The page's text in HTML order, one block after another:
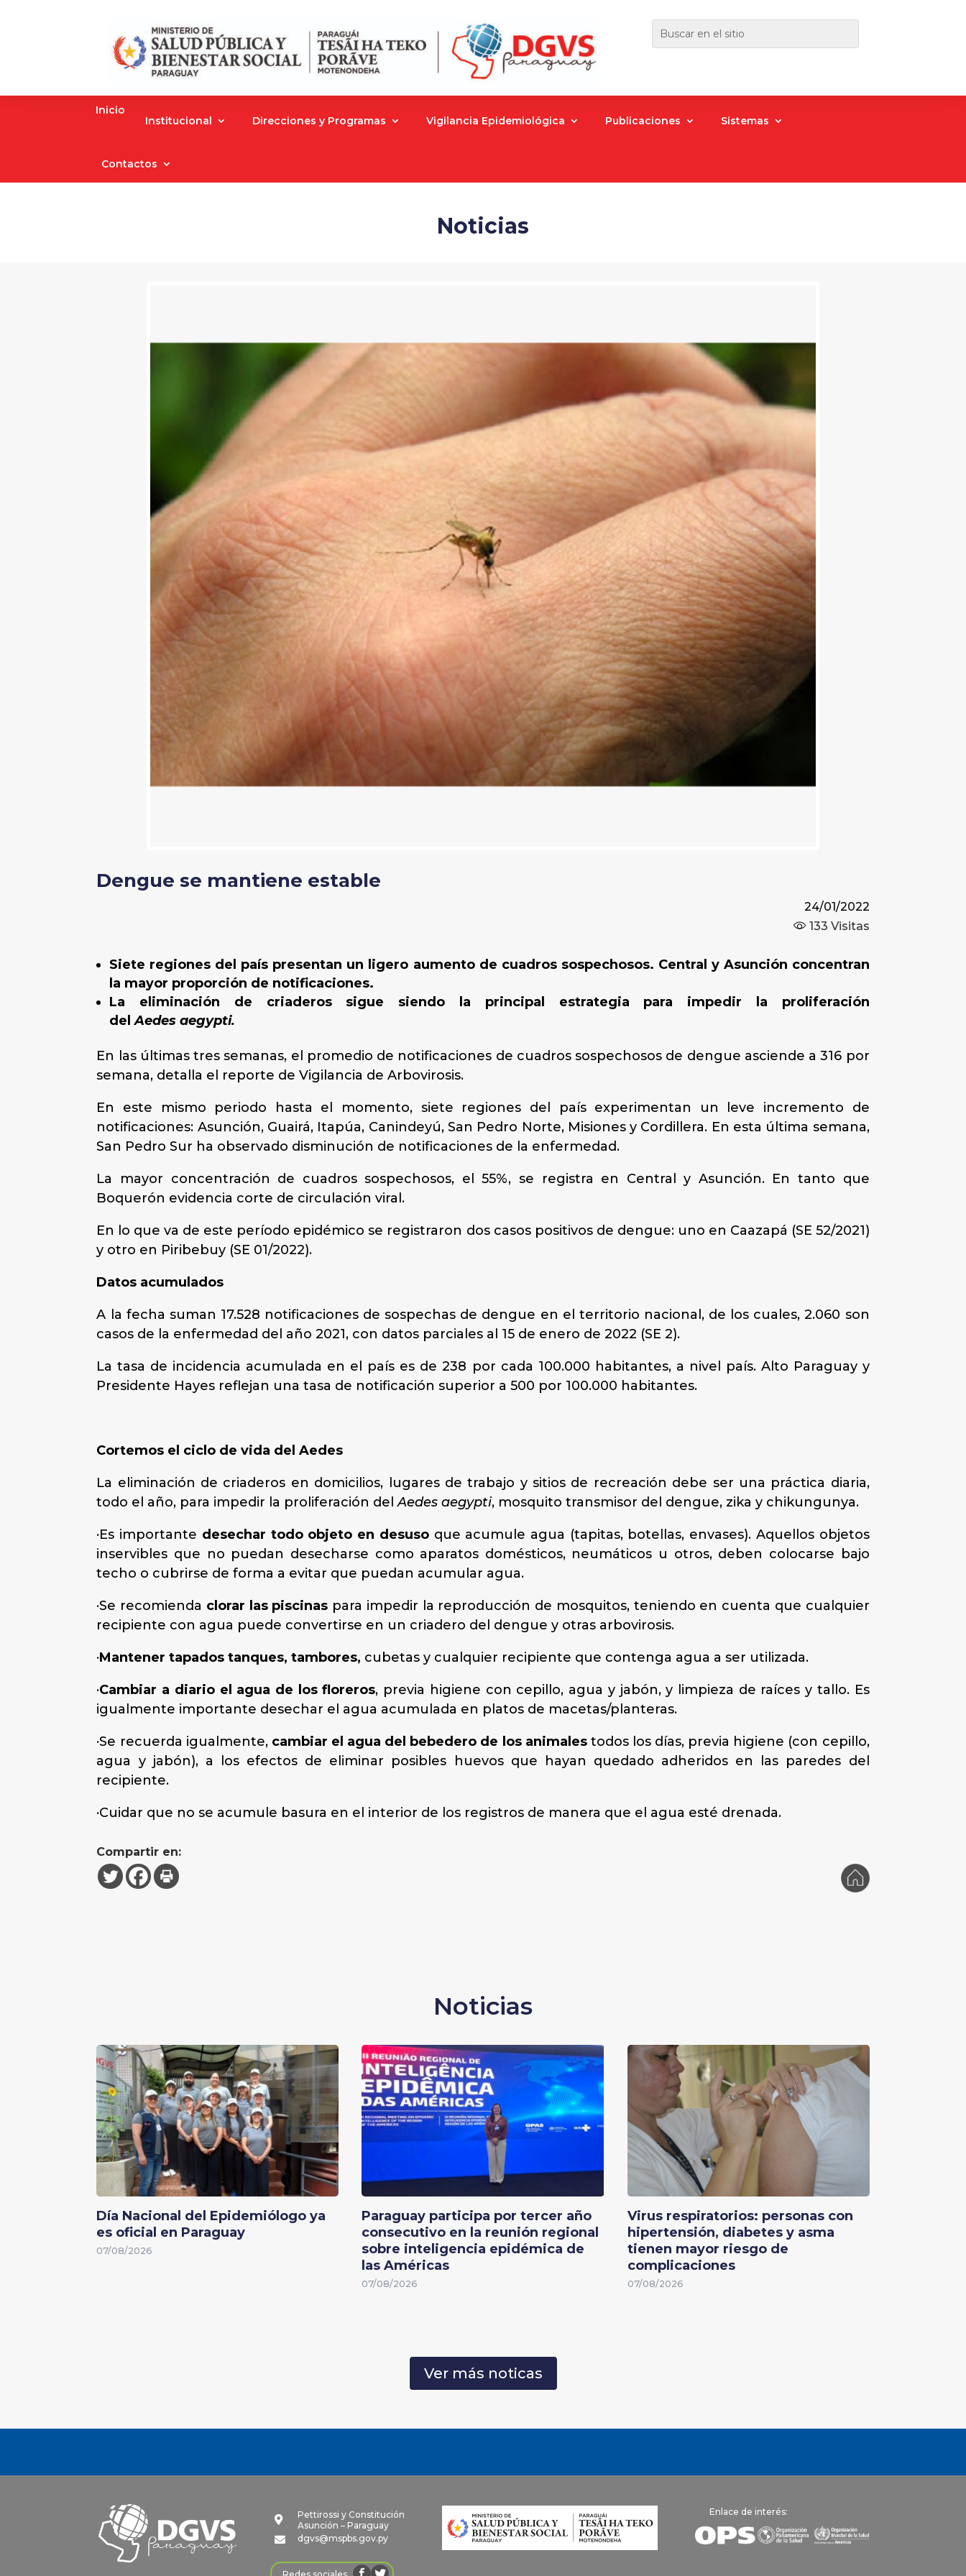
Inicio
Institucional
Direcciones y Programas Vigilancia Epidemiológica Publicaciones Sistemas
Contactos
Noticias
Dengue se mantiene estable
24/01/2022
133 Visitas
Siete regiones del país presentan un ligero aumento de cuadros sospechosos. Central y Asunción concentran
la mayor proporción de notificaciones.
La eliminación de criaderos sigue siendo la principal estrategia para impedir la proliferación
delAedes aegypti.
En las últimas tres semanas, el promedio de notificaciones de cuadros sospechosos de dengue asciende a 316 por
semana, detalla el reporte de Vigilancia de Arbovirosis.
En este mismo periodo hasta el momento, siete regiones del país experimentan un leve incremento de
notificaciones: Asunción, Guairá, Itapúa, Canindeyú, San Pedro Norte, Misiones y Cordillera. En esta última semana,
San Pedro Sur ha observado disminución de notificaciones de la enfermedad.
La mayor concentración de cuadros sospechosos, el 55%, se registra en Central y Asunción. En tanto que
Boquerón evidencia corte de circulación viral.
En lo que va de este período epidémico se registraron dos casos positivos de dengue: uno en Caazapá (SE 52/2021)
y otro en Piribebuy (SE 01/2022).
Datos acumulados
A la fecha suman 17.528 notificaciones de sospechas de dengue en el territorio nacional, de los cuales, 2.060 son
casos de la enfermedad del año 2021, con datos parciales al 15 de enero de 2022 (SE 2).
La tasa de incidencia acumulada en el país es de 238 por cada 100.000 habitantes, a nivel país. Alto Paraguay y
Presidente Hayes reflejan una tasa de notificación superior a 500 por 100.000 habitantes.
Cortemos el ciclo de vida del Aedes
La eliminación de criaderos en domicilios, lugares de trabajo y sitios de recreación debe ser una práctica diaria,
todo el año, para impedir la proliferación delAedes aegypti, mosquito transmisor del dengue, zika y chikungunya.
·Es importante desechar todo objeto en desusoque acumule agua (tapitas, botellas, envases). Aquellos objetos
inservibles que no puedan desecharse como aparatos domésticos, neumáticos u otros, deben colocarse bajo
techo o cubrirse de forma a evitar que puedan acumular agua.
·Se recomienda clorar las piscinas para impedir la reproducción de mosquitos, teniendo en cuenta que cualquier
recipiente con agua puede convertirse en un criadero del dengue y otras arbovirosis.
·Mantener tapados tanques, tambores, cubetas y cualquier recipiente que contenga agua a ser utilizada.
·Cambiar a diario el agua de los floreros, previa higiene con cepillo, agua y jabón, y limpieza de raíces y tallo. Es
igualmente importante desechar el agua acumulada en platos de macetas/planteras.
·Se recuerda igualmente, cambiar el agua del bebedero de los animalestodos los días, previa higiene (con cepillo,
agua y jabón), a los efectos de eliminar posibles huevos que hayan quedado adheridos en las paredes del
recipiente.
·Cuidar que no se acumule basura en el interior de los registros de manera que el agua esté drenada.
Compartir en:
Noticias
Día Nacional del Epidemiólogo ya
es oficial en Paraguay
07/08/2026
Paraguay participa por tercer año
consecutivo en la reunión regional
sobre inteligencia epidémica de
las Américas
07/08/2026
Virus respiratorios: personas con
hipertensión, diabetes y asma
tienen mayor riesgo de
complicaciones
07/08/2026
Ver más noticas

Pettirossi y Constitución
Asunción – Paraguay

dgvs@mspbs.gov.py
Enlace de interés: